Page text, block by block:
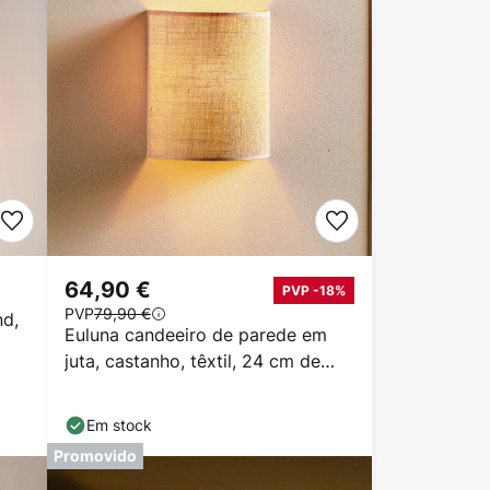
Euluna candeeiro de parede em
juta, castanho, têxtil, 24 cm de
64,90 € PVP -18%
PVP79,90 €
Em stock
Promovido